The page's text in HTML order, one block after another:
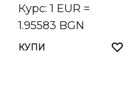
Курс: 1 EUR =
1.95583 BGN
КУПИ